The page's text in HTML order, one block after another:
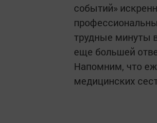
событий»
трудные минуты
еще большей
Напомним, что
медицинских